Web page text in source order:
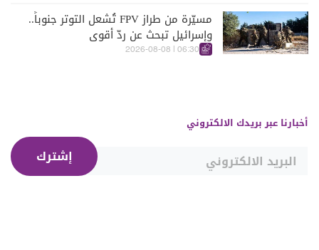
مسيّرة من طراز FPV تُشعل التوتر جنوباً..
وإسرائيل تبحث عن ردّ أقوى
06:30 | 2026-08-08
أخبارنا عبر بريدك الالكتروني
إشترك